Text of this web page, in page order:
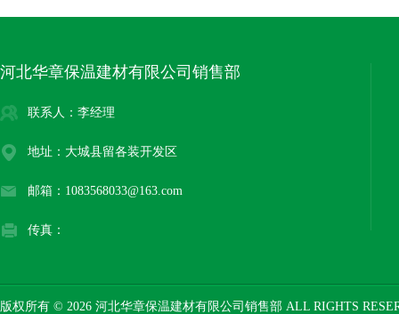
河北华章保温建材有限公司销售部
联系人：李经理
地址：大城县留各装开发区
邮箱：1083568033@163.com
传真：
版权所有 © 2026 河北华章保温建材有限公司销售部 ALL RIGHTS